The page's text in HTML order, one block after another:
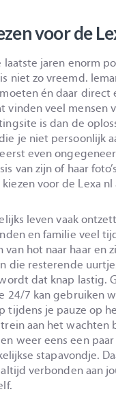
voor de
laatste jaren enorm
niet zo vreemd.
én daar direct
vinden veel mensen
is dan de
je niet persoonlijk
even
van zijn of haar
voor de Lexa nl
leven vaak
en familie veel
van hot naar haar en
die resterende
dat knap lastig.
24/7 kan gebruiken
tijdens je pauze op
aan het wachten
weer eens een
stapavondje.
verbonden aan